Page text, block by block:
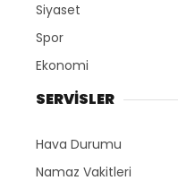
Siyaset
Spor
Ekonomi
SERVİSLER
Hava Durumu
Namaz Vakitleri